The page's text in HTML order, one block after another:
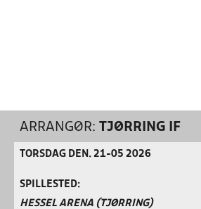
ARRANGØR: TJØRRING IF
TORSDAG DEN. 21-05 2026
SPILLESTED:
HESSEL ARENA (TJØRRING)